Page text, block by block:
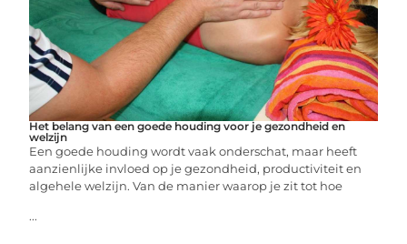
Het belang van een goede houding voor je gezondheid en
welzijn
Een goede houding wordt vaak onderschat, maar heeft
aanzienlijke invloed op je gezondheid, productiviteit en
algehele welzijn. Van de manier waarop je zit tot hoe
...